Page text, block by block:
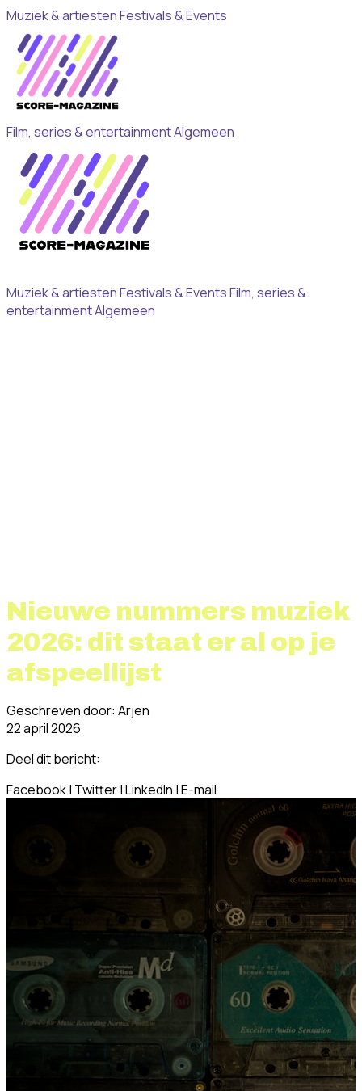
Muziek & artiestenFestivals & Events
Film, series & entertainmentAlgemeen
Muziek & artiestenFestivals & EventsFilm, series &
entertainmentAlgemeen
Nieuwe nummers muziek
2026: dit staat er al op je
afspeellijst
Geschreven door: Arjen
22 april 2026
Deel dit bericht:
Facebook| Twitter|LinkedIn |E-mail